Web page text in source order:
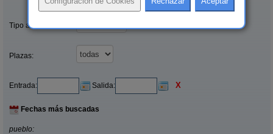
Tipo alquiler:
Plazas:
Entrada: Salida: X
Fechas más buscadas
pueblo: